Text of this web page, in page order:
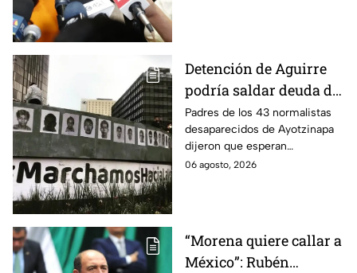
Detención de Aguirre
podría saldar deuda de
justicia: padres de los
43 de Ayotzinapa
Padres de los 43 normalistas
desaparecidos de Ayotzinapa
dijeron que esperan
información oficial sobre la
06 agosto, 2026
“Morena quiere callar a
México”: Rubén